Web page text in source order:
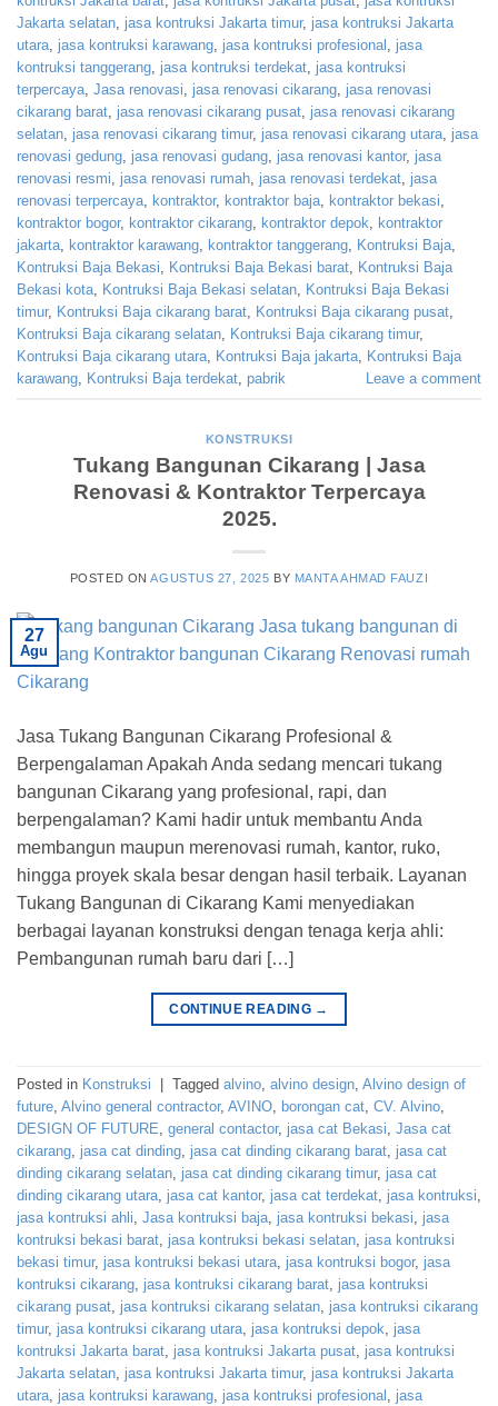
Jakarta selatan jasa kontruksi Jakarta timur, jasa kontruksi Jakarta
utara jasa kontruksi karawang jasa kontruksi profesional
jasa
kontruksi tanggerang jasa kontruksi terdekat jasa kontruksi
terpercaya Jasa renovasi jasa renovasi cikarang jasa renovasi
cikarang barat jasa renovasi cikarang pusat jasa renovasi cikarang
selatan jasa renovasi cikarang timur, jasa renovasi cikarang utara jasa
renovasi gedung jasa renovasi gudang jasa renovasi kantor, jasa
renovasi resmi
jasa renovasi rumah jasa renovasi terdekat jasa
renovasi terpercaya kontraktor, kontraktor baja kontraktor bekasi
kontraktor bogor, kontraktor cikarang kontraktor depok
kontraktor
jakarta kontraktor karawang kontraktor tanggerang Kontruksi Baja
Kontruksi Baja Bekasi
Kontruksi Baja Bekasi barat Kontruksi Baja
Bekasi kota Kontruksi Baja Bekasi selatan Kontruksi Baja Bekasi
timur, Kontruksi Baja cikarang barat Kontruksi Baja cikarang pusat
Kontruksi Baja cikarang selatan Kontruksi Baja cikarang timur,
Kontruksi Baja cikarang utara Kontruksi Baja jakarta Kontruksi Baja
karawang Kontruksi Baja terdekat pabrik Leave a comment
KONSTRUKSI
Tukang Bangunan Cikarang | Jasa
Renovasi & Kontraktor Terpercaya
2025.
POSTED ONAGUSTUS 27, 2025 BY MANTA AHMAD FAUZI
27
Agu
Jasa Tukang Bangunan Cikarang Profesional &
Berpengalaman Apakah Anda sedang mencari tukang
bangunan Cikarang yang profesional, rapi, dan
berpengalaman? Kami hadir untuk membantu Anda
membangun maupun merenovasi rumah, kantor, ruko,
hingga proyek skala besar dengan hasil terbaik. Layanan
Tukang Bangunan di Cikarang Kami menyediakan
berbagai layanan konstruksi dengan tenaga kerja ahli:
Pembangunan rumah baru dari […]
CONTINUE READING →
Posted in Konstruksi Tagged alvino, alvino design, Alvino design of
future, Alvino general contractor, AVINO, borongan cat, CV. Alvino,
DESIGN OF FUTURE, general contactor, jasa cat Bekasi, Jasa cat
cikarang, jasa cat dinding, jasa cat dinding cikarang barat, jasa cat
dinding cikarang selatan, jasa cat dinding cikarang timur, jasa cat
dinding cikarang utara, jasa cat kantor, jasa cat terdekat, jasa kontruksi,
jasa kontruksi ahli, Jasa kontruksi baja, jasa kontruksi bekasi, jasa
kontruksi bekasi barat, jasa kontruksi bekasi selatan, jasa kontruksi
bekasi timur, jasa kontruksi bekasi utara, jasa kontruksi bogor, jasa
kontruksi cikarang, jasa kontruksi cikarang barat, jasa kontruksi
cikarang pusat, jasa kontruksi cikarang selatan, jasa kontruksi cikarang
timur, jasa kontruksi cikarang utara, jasa kontruksi depok, jasa
kontruksi Jakarta barat, jasa kontruksi Jakarta pusat, jasa kontruksi
Jakarta selatan, jasa kontruksi Jakarta timur, jasa kontruksi Jakarta
utara, jasa kontruksi karawang, jasa kontruksi profesional , jasa